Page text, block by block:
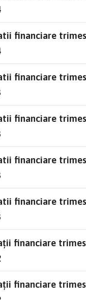
financiare
financiare
financiare
financiare
financiare
financiare
financiare